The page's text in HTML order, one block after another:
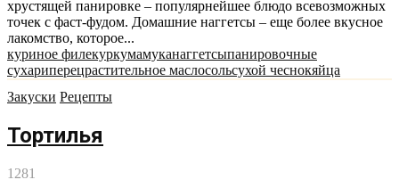
хрустящей панировке – популярнейшее блюдо всевозможных
точек с фаст-фудом. Домашние наггетсы – еще более вкусное
лакомство, которое...
куриное филекуркумамуканаггетсыпанировочные
сухариперецрастительное маслосольсухой чеснокяйца
Закуски Рецепты
Тортилья
1281